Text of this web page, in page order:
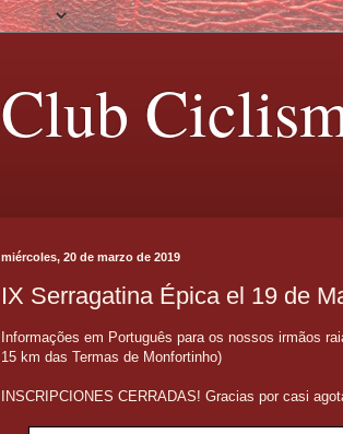
Club
miércoles, 20 de marzo de 2019
IX Serragatina Épica el 19 de
Informações em Português para os nossos irmãos
15 km das Termas de Monfortinho)
INSCRIPCIONES CERRADAS! Gracias por casi